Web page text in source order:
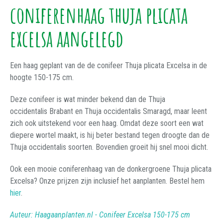
coniferenhaag thuja plicata
excelsa aangelegd
Een haag geplant van de de conifeer Thuja plicata Excelsa in de
hoogte 150-175 cm.
Deze conifeer is wat minder bekend dan de Thuja
occidentalis Brabant en Thuja occidentalis Smaragd, maar leent
zich ook uitstekend voor een haag. Omdat deze soort een wat
diepere wortel maakt, is hij beter bestand tegen droogte dan de
Thuja occidentalis soorten. Bovendien groeit hij snel mooi dicht.
Ook een mooie coniferenhaag van de donkergroene Thuja plicata
Excelsa? Onze prijzen zijn inclusief het aanplanten. Bestel hem
hier.
Auteur: Haagaanplanten.nl - Conifeer Excelsa 150-175 cm